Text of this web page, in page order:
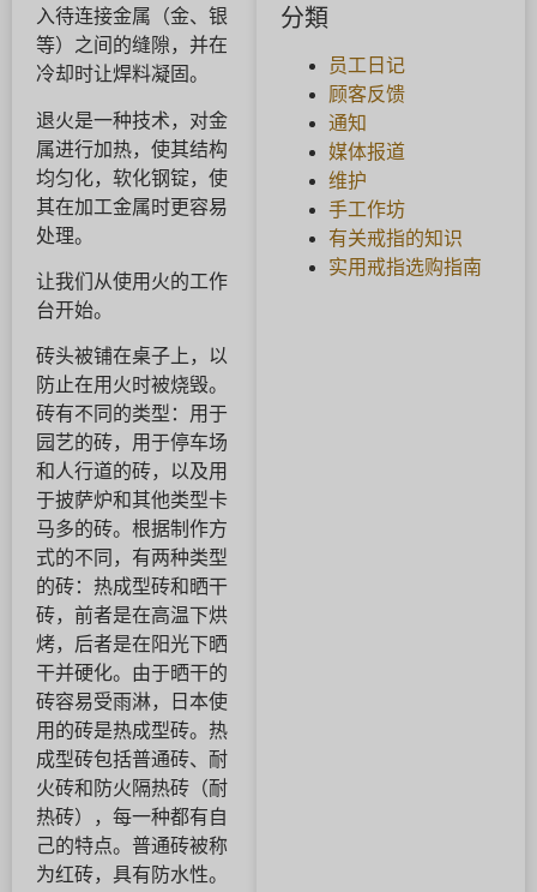
入待连接金属（金、银
等）之间的缝隙，并在
冷却时让焊料凝固。
退火是一种技术，对金
属进行加热，使其结构
均匀化，软化钢锭，使
其在加工金属时更容易
处理。
让我们从使用火的工作
台开始。
砖头被铺在桌子上，以
防止在用火时被烧毁。
砖有不同的类型：用于
园艺的砖，用于停车场
和人行道的砖，以及用
于披萨炉和其他类型卡
马多的砖。根据制作方
式的不同，有两种类型
的砖：热成型砖和晒干
砖，前者是在高温下烘
烤，后者是在阳光下晒
干并硬化。由于晒干的
砖容易受雨淋，日本使
用的砖是热成型砖。热
成型砖包括普通砖、耐
火砖和防火隔热砖（耐
热砖），每一种都有自
己的特点。普通砖被称
为红砖，具有防水性。
分類
员工日记
顾客反馈
通知
媒体报道
维护
手工作坊
有关戒指的知识
实用戒指选购指南